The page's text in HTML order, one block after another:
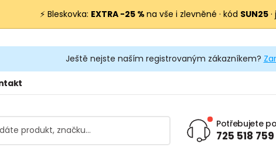
⚡ Bleskovka: EXTRA −25 % na vše i zlevněné · kód SUN25
Ještě nejste naším registrovaným zákazníkem?
Potřebujete
725 518 759